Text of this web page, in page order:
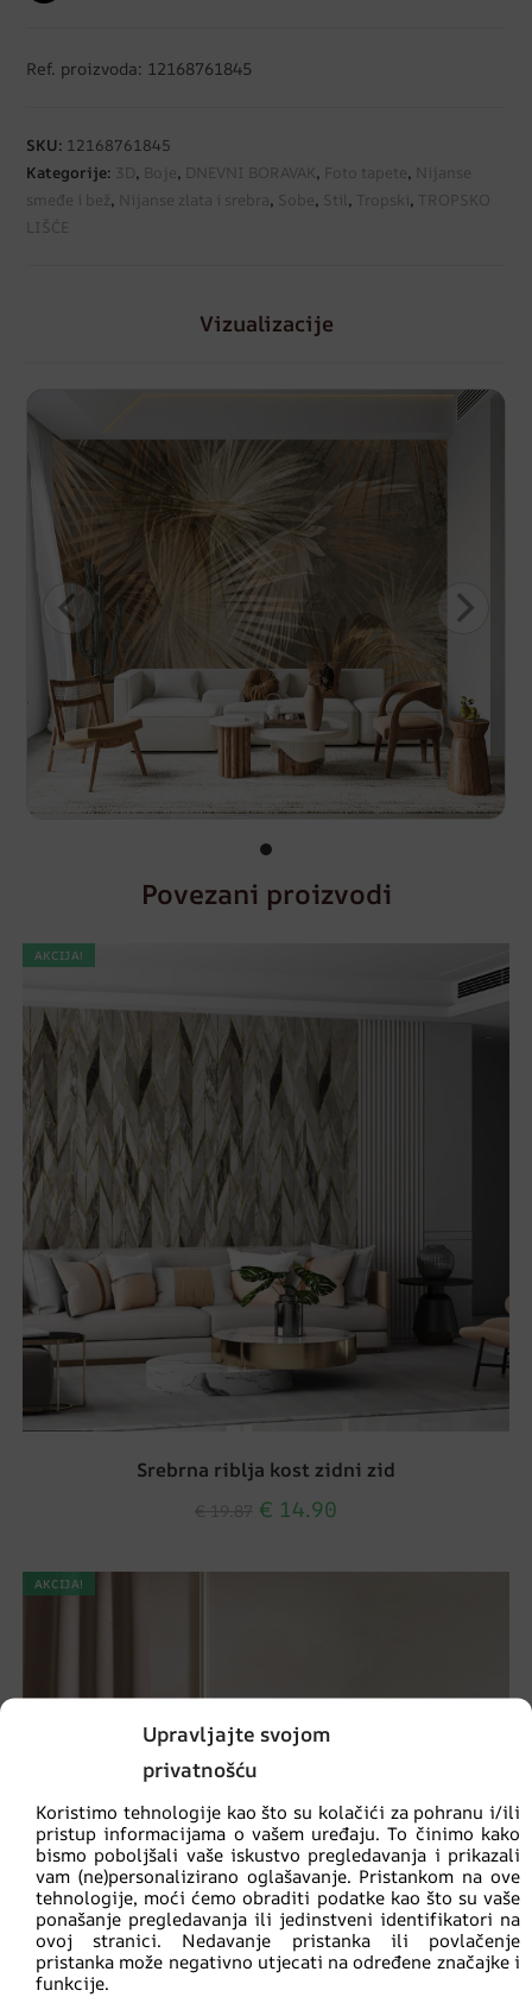
Upravljajte svojom
privatnošću
Koristimo tehnologije kao što su kolačići za pohranu i/ili
pristup informacijama o vašem uređaju. To činimo kako
bismo poboljšali vaše iskustvo pregledavanja i prikazali
vam (ne)personalizirano oglašavanje. Pristankom na ove
tehnologije, moći ćemo obraditi podatke kao što su vaše
ponašanje pregledavanja ili jedinstveni identifikatori na
ovoj stranici. Nedavanje pristanka ili povlačenje
pristanka može negativno utjecati na određene značajke i
funkcije.
Ref. proizvoda: 12168761845
SKU: 12168761845
Kategorije: 3D , Boje, DNEVNI BORAVAK, Foto tapete,
Nijanse
smeđe i bež, Nijanse zlata i srebra, Sobe, Stil, Tropski, TROPSKO
LIŠĆE
Vizualizacije
Povezani proizvodi
AKCIJA!
Srebrna riblja kost zidni zid
€ 14.90
AKCIJA!